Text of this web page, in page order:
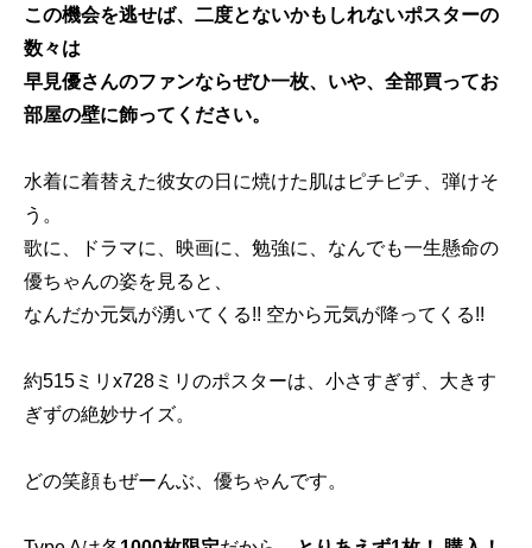
この機会を逃せば、二度とないかもしれないポスターの
数々は
早見優さんのファンならぜひ一枚、いや、全部買ってお
部屋の壁に飾ってください。
水着に着替えた彼女の日に焼けた肌はピチピチ、弾けそ
う。
歌に、ドラマに、映画に、勉強に、なんでも一生懸命の
優ちゃんの姿を見ると、
なんだか元気が湧いてくる!! 空から元気が降ってくる!!
約515ミリx728ミリのポスターは、小さすぎず、大きす
ぎずの絶妙サイズ。
どの笑顔もぜーんぶ、優ちゃんです。